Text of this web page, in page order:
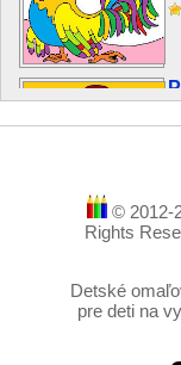
© 2012-
Rights
Detské
pre deti na